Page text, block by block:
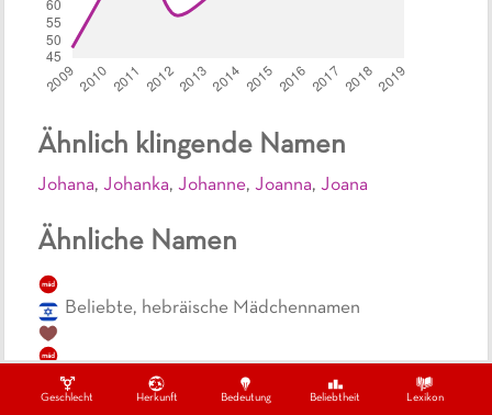
Geschlecht Herkunft Bedeutung Beliebtheit Lexikon
Ähnlich klingende Namen
Johana, Johanka, Johanne, Joanna, Joana
Ähnliche Namen
mäd
Beliebte, hebräische Mädchennamen
mäd
Hebräische Mädchennamen beginnend mit Jo